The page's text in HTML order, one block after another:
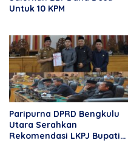
Untuk 10 KPM
Paripurna DPRD Bengkulu
Utara Serahkan
Rekomendasi LKPJ Bupati